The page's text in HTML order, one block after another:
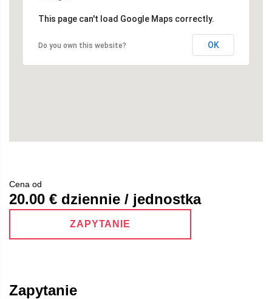
This page can't load Google Maps correctly.
Do you own this website? OK
Cena od
20.00 € dziennie / jednostka
ZAPYTANIE
Zapytanie